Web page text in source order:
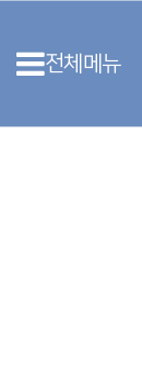
전체메뉴